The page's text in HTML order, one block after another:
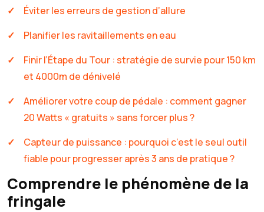
Éviter les erreurs de gestion d’allure
Planifier les ravitaillements en eau
Finir l’Étape du Tour : stratégie de survie pour 150 km
et 4000m de dénivelé
Améliorer votre coup de pédale : comment gagner
20 Watts « gratuits » sans forcer plus ?
Capteur de puissance : pourquoi c’est le seul outil
fiable pour progresser après 3 ans de pratique ?
Comprendre le phénomène de la
fringale